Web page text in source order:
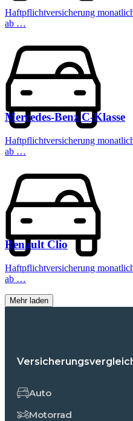
Haftpflichtversicherung
ab …
Mercedes-Benz C-Klasse
Haftpflichtversicherung
ab …
Renault Clio
Haftpflichtversicherung
ab …
Mehr laden
Auto
Motorrad